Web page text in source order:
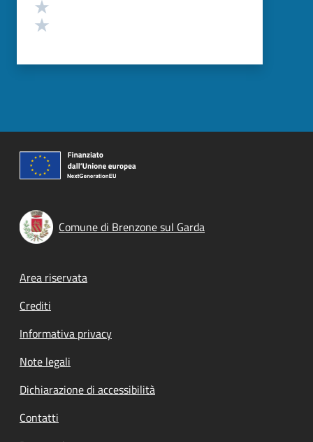
Comune di Brenzone sul Garda
Footer menu
Area riservata
Crediti
Informativa privacy
Note legali
Dichiarazione di accessibilità
Contatti